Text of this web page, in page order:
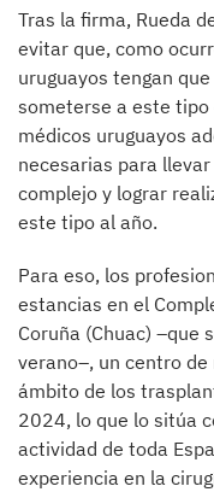
Tras la firma, Rueda
evitar que, como
uruguayos tengan
someterse a este tipo
médicos uruguayos
necesarias para
complejo y lograr
este tipo al año.
Para eso, los
estancias en el
Coruña (Chuac) –que
verano­–, un centro
ámbito de los
2024, lo que lo sitúa
actividad de toda
experiencia en la